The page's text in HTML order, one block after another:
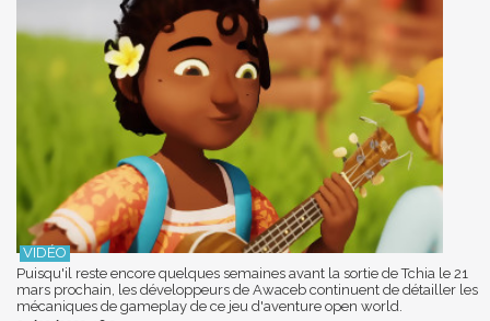
Puisqu'il reste encore quelques semaines avant la sortie de Tchia le 21
mars prochain, les développeurs de Awaceb continuent de détailler les
mécaniques de gameplay de ce jeu d'aventure open world.